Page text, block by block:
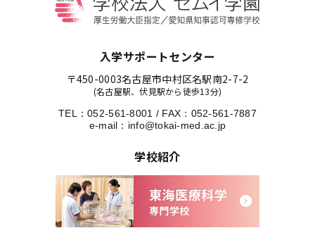
入学サポートセンター
〒450-0003名古屋市中村区名駅南2-7-2
(名古屋駅、伏見駅から徒歩13分)
TEL：052-561-8001 / FAX：052-561-7887
e-mail： info@tokai-med.ac.jp
学校紹介